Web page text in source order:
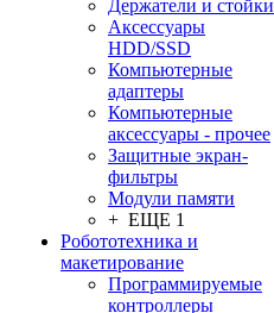
Держатели и стойки
Аксессуары
HDD/SSD
Компьютерные
адаптеры
Компьютерные
аксессуары - прочее
Защитные экран-
фильтры
Модули памяти
+ ЕЩЕ 1
Робототехника и
макетирование
Программируемые
контроллеры